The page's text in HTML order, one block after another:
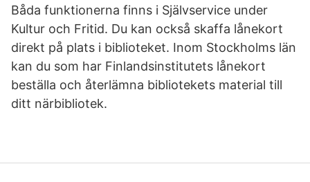
Båda funktionerna finns i Självservice under
Kultur och Fritid. Du kan också skaffa lånekort
direkt på plats i biblioteket. Inom Stockholms län
kan du som har Finlandsinstitutets lånekort
beställa och återlämna bibliotekets material till
ditt närbibliotek.